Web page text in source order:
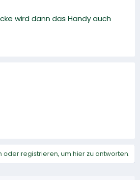
wird dann das Handy auch
oder registrieren, um hier zu antworten.